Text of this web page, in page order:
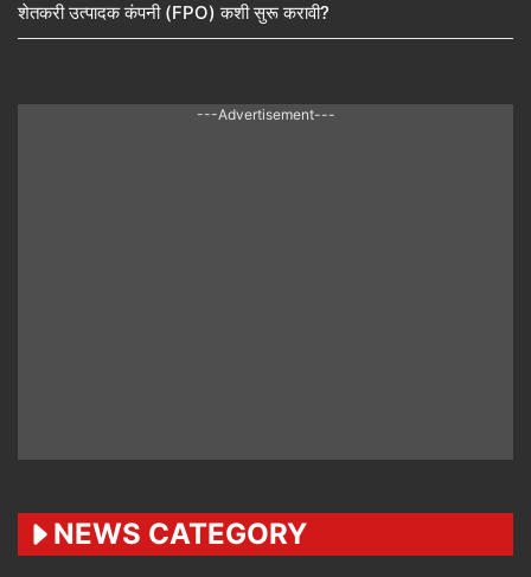
शेतकरी उत्पादक कंपनी (FPO) कशी सुरू करावी?
---Advertisement---
NEWS CATEGORY